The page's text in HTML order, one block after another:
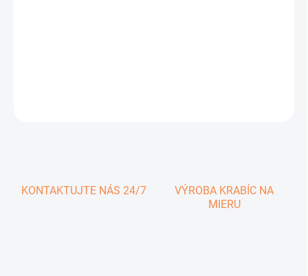
KONTAKTUJTE NÁS 24/7
VÝROBA KRABÍC NA
MIERU